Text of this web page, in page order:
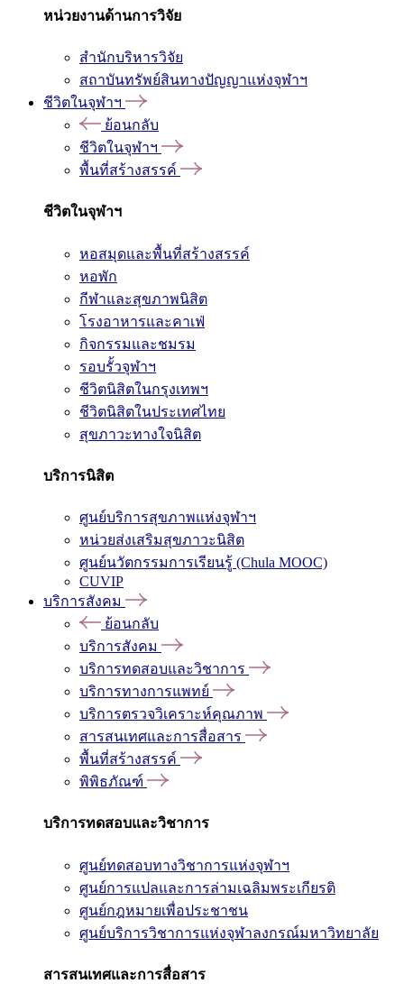
หน่วยงานด้านการวิจัย
สำนักบริหารวิจัย
สถาบันทรัพย์สินทางปัญญาแห่งจุฬาฯ
ชีวิตในจุฬาฯ
ย้อนกลับ
ชีวิตในจุฬาฯ
พื้นที่สร้างสรรค์
ชีวิตในจุฬาฯ
หอสมุดและพื้นที่สร้างสรรค์
หอพัก
กีฬาและสุขภาพนิสิต
โรงอาหารและคาเฟ่
กิจกรรมและชมรม
รอบรั้วจุฬาฯ
ชีวิตนิสิตในกรุงเทพฯ
ชีวิตนิสิตในประเทศไทย
สุขภาวะทางใจนิสิต
บริการนิสิต
ศูนย์บริการสุขภาพแห่งจุฬาฯ
หน่วยส่งเสริมสุขภาวะนิสิต
ศูนย์นวัตกรรมการเรียนรู้ (Chula MOOC)
CUVIP
บริการสังคม
ย้อนกลับ
บริการสังคม
บริการทดสอบและวิชาการ
บริการทางการแพทย์
บริการตรวจวิเคราะห์คุณภาพ
สารสนเทศและการสื่อสาร
พื้นที่สร้างสรรค์
พิพิธภัณฑ์
บริการทดสอบและวิชาการ
ศูนย์ทดสอบทางวิชาการแห่งจุฬาฯ
ศูนย์การแปลและการล่ามเฉลิมพระเกียรติ
ศูนย์กฎหมายเพื่อประชาชน
ศูนย์บริการวิชาการแห่งจุฬาลงกรณ์มหาวิทยาลัย
สารสนเทศและการสื่อสาร